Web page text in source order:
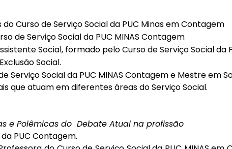
Curso de Serviço Social da PUC Minas em Contagem
de Serviço Social da PUC MINAS Contagem
Social, formado pelo Curso de Serviço Social da
Social.
Serviço Social da PUC MINAS Contagem e Mestre em
que atuam em diferentes áreas do Serviço Social.
e Polêmicas do Debate Atual na profissão
PUC Contagem.